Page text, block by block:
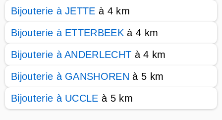
Bijouterie à JETTE à 4 km
Bijouterie à ETTERBEEK à 4 km
Bijouterie à ANDERLECHT à 4 km
Bijouterie à GANSHOREN à 5 km
Bijouterie à UCCLE à 5 km